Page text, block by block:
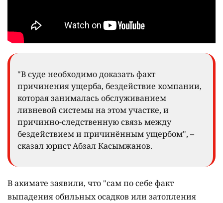
"В суде необходимо доказать факт
причинения ущерба, бездействие компании,
которая занималась обслуживанием
ливневой системы на этом участке, и
причинно-следственную связь между
бездействием и причинённым ущербом", –
сказал юрист Абзал Касымжанов.
В акимате заявили, что "сам по себе факт
выпадения обильных осадков или затопления